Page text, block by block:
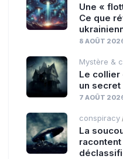
Une «
Ce que
8 AOÛT
Mystère &
Le collier
un secret
7 AOÛT
conspiracy
La